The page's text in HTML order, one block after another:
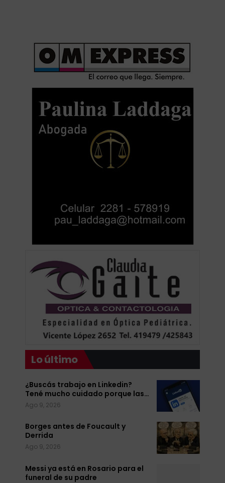
Lo último
¿Buscás trabajo en Linkedin?
Tené mucho cuidado porque las…
Ago 9, 2026
Borges antes de Foucault y
Derrida
Ago 9, 2026
Messi ya está en Rosario para el
funeral de su padre